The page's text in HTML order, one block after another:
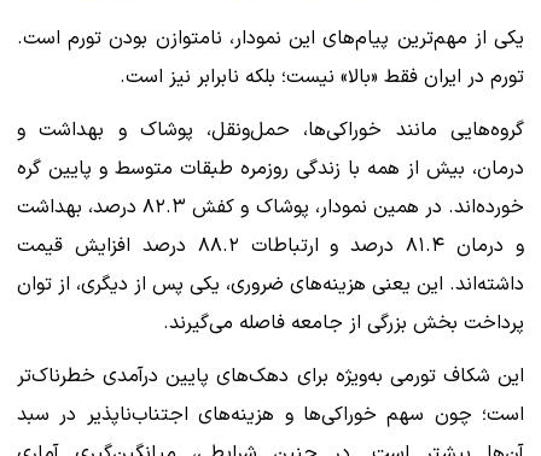
یکی از مهم‌ترین پیام‌های این نمودار، نامتوازن بودن تورم است.
تورم در ایران فقط «بالا» نیست؛ بلکه نابرابر نیز است.
گروه‌هایی مانند خوراکی‌ها، حمل‌ونقل، پوشاک و بهداشت و
درمان، بیش از همه با زندگی روزمره طبقات متوسط و پایین گره
خورده‌اند. در همین نمودار، پوشاک و کفش ۸۲.۳ درصد، بهداشت
و درمان ۸۱.۴ درصد و ارتباطات ۸۸.۲ درصد افزایش قیمت
داشته‌اند. این یعنی هزینه‌های ضروری، یکی پس از دیگری، از توان
پرداخت بخش بزرگی از جامعه فاصله می‌گیرند.
این شکاف تورمی به‌ویژه برای دهک‌های پایین درآمدی خطرناک‌تر
است؛ چون سهم خوراکی‌ها و هزینه‌های اجتناب‌ناپذیر در سبد